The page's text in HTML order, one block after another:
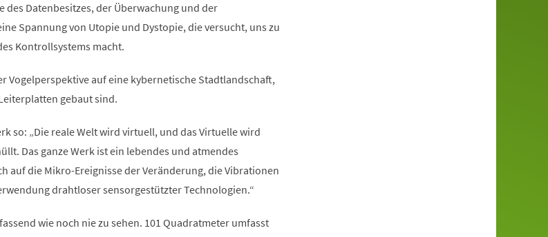
des Datenbesitzes, der Überwachung und der
Spannung von Utopie und Dystopie, die versucht, uns zu
Kontrollsystems macht.
Vogelperspektive auf eine kybernetische Stadtlandschaft,
gebaut sind.
so: „Die reale Welt wird virtuell, und das Virtuelle wird
Das ganze Werk ist ein lebendes und atmendes
auf die Mikro-Ereignisse der Veränderung, die Vibrationen
drahtloser sensorgestützter Technologien.“
wie noch nie zu sehen. 101 Quadratmeter umfasst